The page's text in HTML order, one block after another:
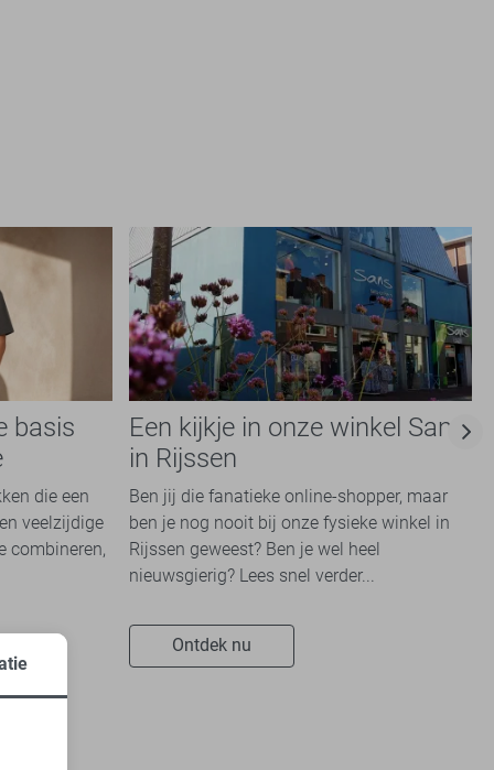
basis
die een
veelzijdige
combineren,
Een kijkje in onze winkel Sans
in Rijssen
Ben jij die fanatieke online-shopper, maar
ben je nog nooit bij onze fysieke winkel in
Rijssen geweest? Ben je wel heel
nieuwsgierig? Lees snel verder...
Ontdek nu